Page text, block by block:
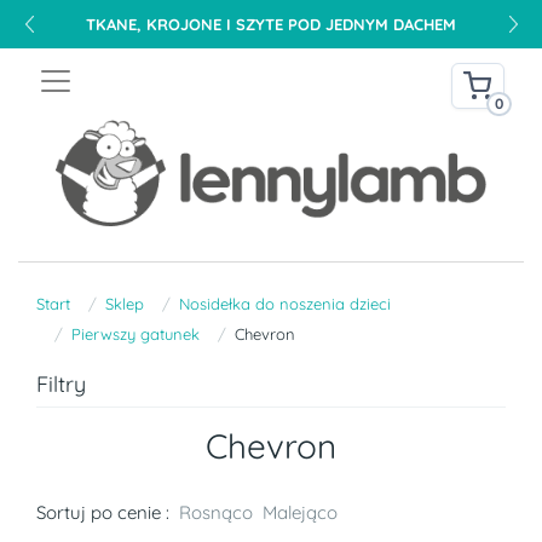
TKANE, KROJONE I SZYTE POD JEDNYM DACHEM
0
Start Sklep
Nosidełka do noszenia dzieci
Pierwszy gatunek
Chevron
Filtry
Chevron
Sortuj po cenie : Rosnąco Malejąco